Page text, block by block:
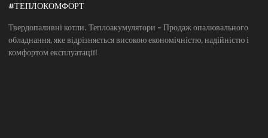
#ТЕПЛОКОМФОРТ
Твердопаливні котли. Теплоакумулятори - Продаж опалювального
обладнання, яке відрізняється високою економічністю, надійністю і
комфортом експлуатації!